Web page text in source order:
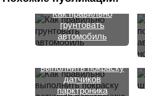
Как правильно
грунтовать
автомобиль
выполнить покраску
датчиков
парктроника